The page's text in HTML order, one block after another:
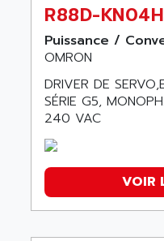
R88D-
Puissance /
OMRON
DRIVER DE
SÉRIE G5,
240 VAC
VOIR